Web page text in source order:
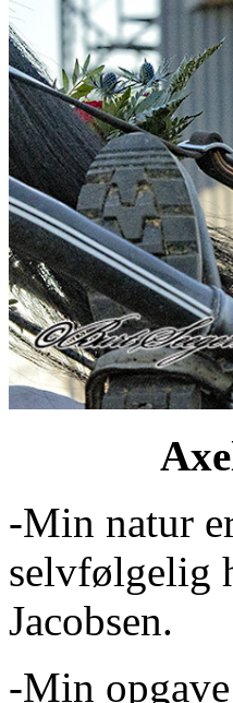
-Min natur
selvfølgelig
Jacobsen.
-Min